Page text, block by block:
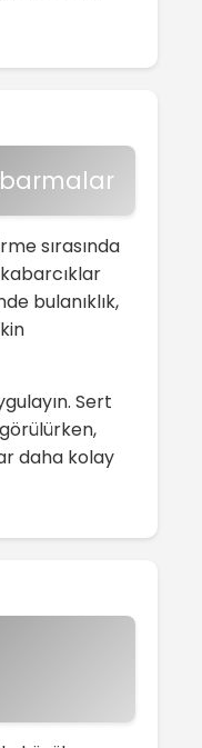
sırasında
bulanıklık,
Sert
daha kolay